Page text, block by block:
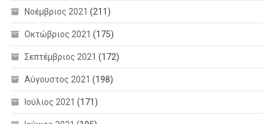
Νοέμβριος 2021 (211)
Οκτώβριος 2021 (175)
Σεπτέμβριος 2021 (172)
Αύγουστος 2021 (198)
Ιούλιος 2021 (171)